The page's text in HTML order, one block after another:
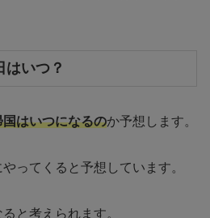
はいつ？
国はいつになるのか予想します。
ってくると予想しています。
と考えられます。